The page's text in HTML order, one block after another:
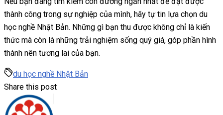
thành công trong sự nghiệp của mình, hãy tự tin lựa chọn du
học nghề Nhật Bản. Những gì bạn thu được không chỉ là kiến
thức mà còn là những trải nghiệm sống quý giá, góp phần hình
thành nên tương lai của bạn.
du học nghề Nhật Bản
Share this post